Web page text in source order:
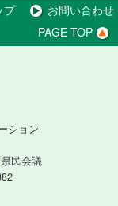
プ
お問い合わせ
PAGE TOP
ション
民会議